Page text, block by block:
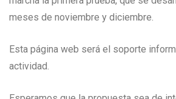
meses de noviembre y diciembre.
Esta página web será el soporte
actividad.